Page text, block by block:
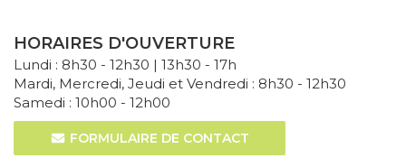
HORAIRES D'OUVERTURE
Lundi : 8h30 - 12h30 | 13h30 - 17h
Mardi, Mercredi, Jeudi et Vendredi : 8h30 - 12h30
Samedi : 10h00 - 12h00
FORMULAIRE DE CONTACT